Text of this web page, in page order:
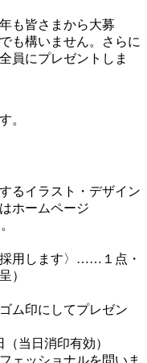
も皆さまから大募
も構いません。さらに
員にプレゼントしま
。
るイラスト・デザイン
ホームページ
用します〉……１点・
）
ム印にしてプレゼン
（当日消印有効）
ェッショナルを問いま